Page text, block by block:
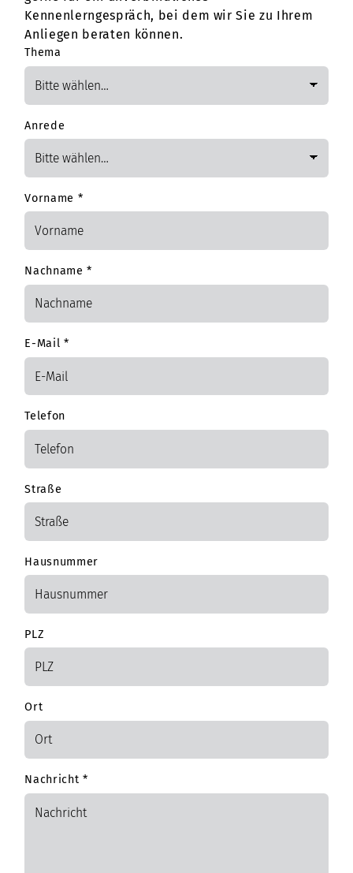
Kennenlerngespräch, bei dem wir Sie zu Ihrem
Anliegen beraten können.
Thema
Anrede
Vorname *
Nachname*
E-Mail *
Telefon
Straße
Hausnummer
PLZ
Ort
Nachricht *